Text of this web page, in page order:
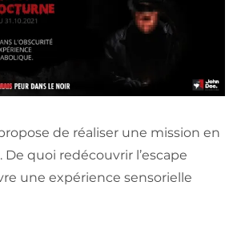
de réaliser une mission en
quoi redécouvrir l’escape
une expérience sensorielle